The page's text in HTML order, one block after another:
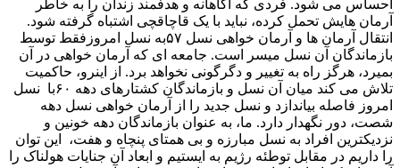
احساس می شود. فردی که آگاهانه و هدفمند زندان را به خاطر
آرمان هایش تحمل کرده، نباید با یک قاچاقچی اشتباه گرفته شود.
انتقال آرمان ها و آرمان خواهی نسل ۵۷به نسل امروزفقط توسط
بازماندگان آن نسل میسر است. جامعه ای که آرمان خواهی در آن
بمیرد، هرگز راه به تغییر و دگرگونی نخواهد برد. از اینرو، حاکمیت
تلاش می کند میان آن نسل و بازماندگان کشتارهای دهه ۶۰با نسل
امروز فاصله بیاندازد و نسل جدید را از آرمان خواهی نسل دهه
شصت، دور نگهدار دارد. ما، به عنوان بازماندگان دهه خونین و
نزدیکترین افراد به نسل مبارزه و بی همتای پنچاه و هفت، این توان
را داریم در مقابل توطئه رژیم به ایستیم و ابعاد آن جنایات هولناک را